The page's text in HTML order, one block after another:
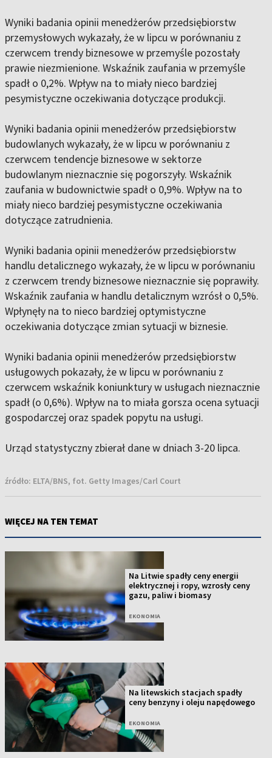
Wyniki badania opinii menedżerów przedsiębiorstw
przemysłowych wykazały, że w lipcu w porównaniu z
czerwcem trendy biznesowe w przemyśle pozostały
prawie niezmienione. Wskaźnik zaufania w przemyśle
spadł o 0,2%. Wpływ na to miały nieco bardziej
pesymistyczne oczekiwania dotyczące produkcji.
Wyniki badania opinii menedżerów przedsiębiorstw
budowlanych wykazały, że w lipcu w porównaniu z
czerwcem tendencje biznesowe w sektorze
budowlanym nieznacznie się pogorszyły. Wskaźnik
zaufania w budownictwie spadł o 0,9%. Wpływ na to
miały nieco bardziej pesymistyczne oczekiwania
dotyczące zatrudnienia.
Wyniki badania opinii menedżerów przedsiębiorstw
handlu detalicznego wykazały, że w lipcu w porównaniu
z czerwcem trendy biznesowe nieznacznie się poprawiły.
Wskaźnik zaufania w handlu detalicznym wzrósł o 0,5%.
Wpłynęły na to nieco bardziej optymistyczne
oczekiwania dotyczące zmian sytuacji w biznesie.
Wyniki badania opinii menedżerów przedsiębiorstw
usługowych pokazały, że w lipcu w porównaniu z
czerwcem wskaźnik koniunktury w usługach nieznacznie
spadł (o 0,6%). Wpływ na to miała gorsza ocena sytuacji
gospodarczej oraz spadek popytu na usługi.
Urząd statystyczny zbierał dane w dniach 3-20 lipca.
źródło: ELTA/BNS, fot. Getty Images/Carl Court
WIĘCEJ NA TEN TEMAT
Na Litwie spadły ceny energii
elektrycznej i ropy, wzrosły ceny
gazu, paliw i biomasy
EKONOMIA
Na litewskich stacjach spadły
ceny benzyny i oleju napędowego
EKONOMIA